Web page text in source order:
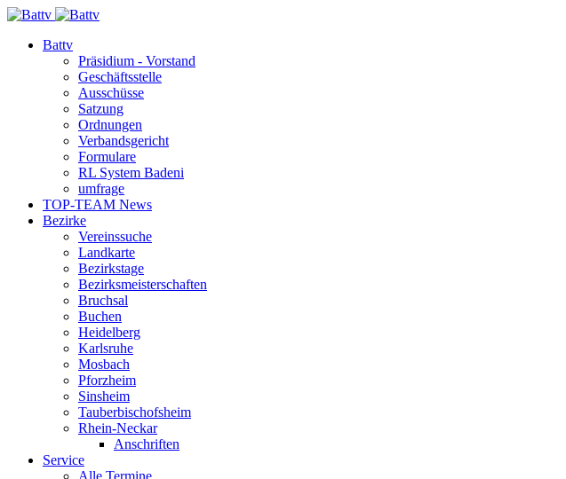
Battv
Präsidium - Vorstand
Geschäftsstelle
Ausschüsse
Satzung
Ordnungen
Verbandsgericht
Formulare
RL System Badeni
umfrage
TOP-TEAM News
Bezirke
Vereinssuche
Landkarte
Bezirkstage
Bezirksmeisterschaften
Bruchsal
Buchen
Heidelberg
Karlsruhe
Mosbach
Pforzheim
Sinsheim
Tauberbischofsheim
Rhein-Neckar
Anschriften
Service
Alle Termine